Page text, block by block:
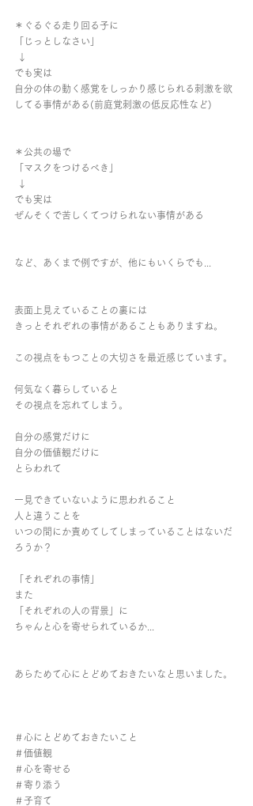
＊ぐるぐる走り回る子に
「じっとしなさい」
↓
でも実は
自分の体の動く感覚をしっかり感じられる刺激を欲
してる事情がある(前庭覚刺激の低反応性など)
＊公共の場で
「マスクをつけるべき」
↓
でも実は
ぜんそくで苦しくてつけられない事情がある
など、あくまで例ですが、他にもいくらでも...
表面上見えていることの裏には
きっとそれぞれの事情があることもありますね。
この視点をもつことの大切さを最近感じています。
何気なく暮らしていると
その視点を忘れてしまう。
自分の感覚だけに
自分の価値観だけに
とらわれて
一見できていないように思われること
人と違うことを
いつの間にか責めてしてしまっていることはないだ
ろうか？
「それぞれの事情」
また
「それぞれの人の背景」に
ちゃんと心を寄せられているか...
あらためて心にとどめておきたいなと思いました。
＃心にとどめておきたいこと
＃価値観
＃心を寄せる
＃寄り添う
＃子育て